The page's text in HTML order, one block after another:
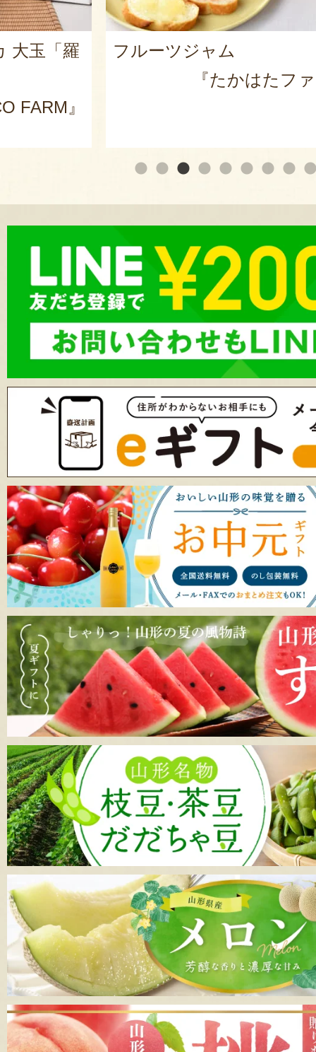
大玉「羅
FARM』
フルーツジャム
『たかはたフ